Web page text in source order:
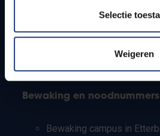
Selectie
Weigeren
PhD-studenten
Leerkrachten en
Bewaking en noodnummers
Bewaking campus in